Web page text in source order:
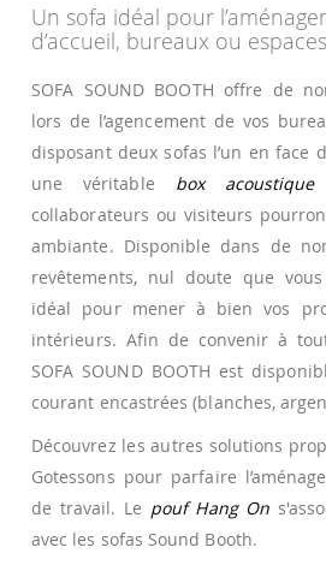
Un sofa idéal pour
d’accueil, bureaux ou
SOFA SOUND BOOTH offre de
lors de l’agencement de vos
disposant deux sofas l’un en face
une véritable box acoustique
collaborateurs ou visiteurs
ambiante. Disponible dans de
revêtements, nul doute que
idéal pour mener à bien vos
intérieurs. Afin de convenir à
SOFA SOUND BOOTH est
courant encastrées (blanches,
Découvrez les autres solutions
Gotessons pour parfaire
de travail. Le pouf Hang On
avec les sofas Sound Booth.